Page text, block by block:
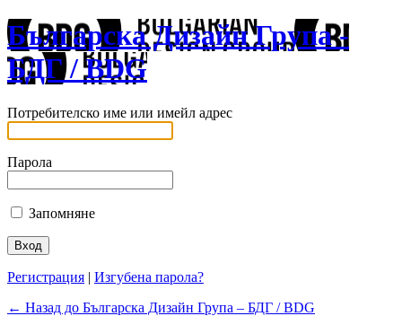
Българска Дизайн Група -
БДГ / BDG
Потребителско име или имейл адрес
Парола
Запомняне
Регистрация | Изгубена парола?
← Назад до Българска Дизайн Група – БДГ / BDG